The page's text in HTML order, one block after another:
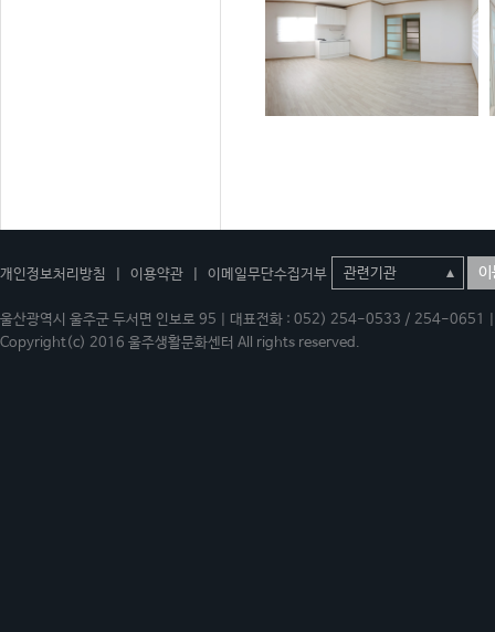
개인정보처리방침 이용약관 이메일무단수집거부 이
울산광역시 울주군 두서면 인보로 95 | 대표전화 : 052) 254-0533 / 254-
Copyright(c) 2016 울주생활문화센터 All rights reserved.